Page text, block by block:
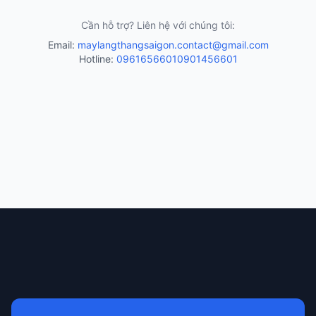
Cần hỗ trợ? Liên hệ với chúng tôi:
Email: maylangthangsaigon.contact@gmail.com
Hotline: 09616566010901456601